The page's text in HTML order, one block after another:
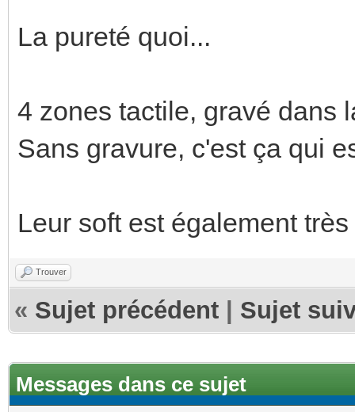
La pureté quoi...
4 zones tactile, gravé dans
Sans gravure, c'est ça qui
Leur soft est également
Trouver
« Sujet précédent Sujet
Messages dans ce sujet